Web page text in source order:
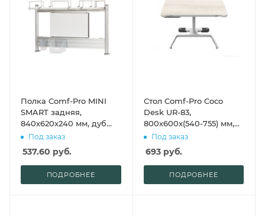
Полка Comf-Pro MINI
SMART задняя,
840х620х240 мм, дуб
белый, c доской белой
Под заказ
537.60 руб.
ПОДРОБНЕЕ
Стол Comf-Pro Coco
Desk UR-83,
800х600х(540-755) мм,
дуб белый
Под заказ
693руб.
ПОДРОБНЕЕ